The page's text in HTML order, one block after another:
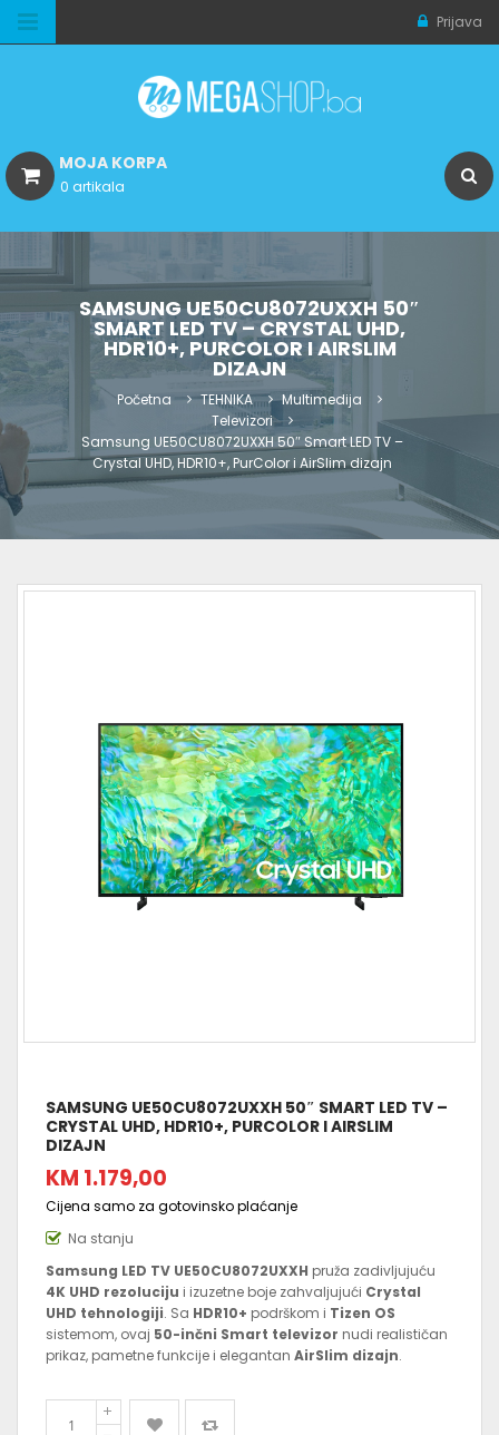
Prijava
MOJA KORPA
0 artikala
SAMSUNG UE50CU8072UXXH 50″
SMART LED TV – CRYSTAL UHD,
HDR10+, PURCOLOR I AIRSLIM
DIZAJN
Početna TEHNIKA
Multimedija
Televizori
Samsung UE50CU8072UXXH 50″ Smart LED TV –
Crystal UHD, HDR10+, PurColor i AirSlim dizajn
SAMSUNG UE50CU8072UXXH 50″ SMART LED TV –
CRYSTAL UHD, HDR10+, PURCOLOR I AIRSLIM
DIZAJN
KM 1.179,00
Cijena samo za gotovinsko plaćanje
Na stanju
Samsung LED TV UE50CU8072UXXH pruža zadivljujuću
4K UHD rezoluciju i izuzetne boje zahvaljujući Crystal
UHD tehnologiji. Sa HDR10+ podrškom i Tizen OS
sistemom, ovaj 50-inčni Smart televizor nudi realističan
prikaz, pametne funkcije i elegantan AirSlim dizajn.